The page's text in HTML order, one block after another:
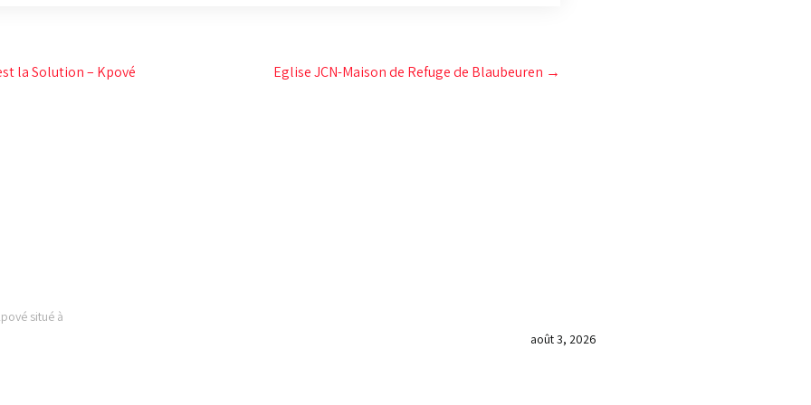
la Solution – Kpové Eglise JCN-Maison de Refuge de Blaubeuren →
situé à
août 3, 2026